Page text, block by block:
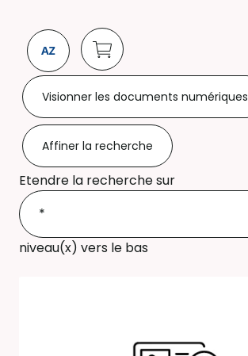
Visionner les documents numériques
Affiner la recherche
Etendre la recherche sur
niveau(x) vers le bas